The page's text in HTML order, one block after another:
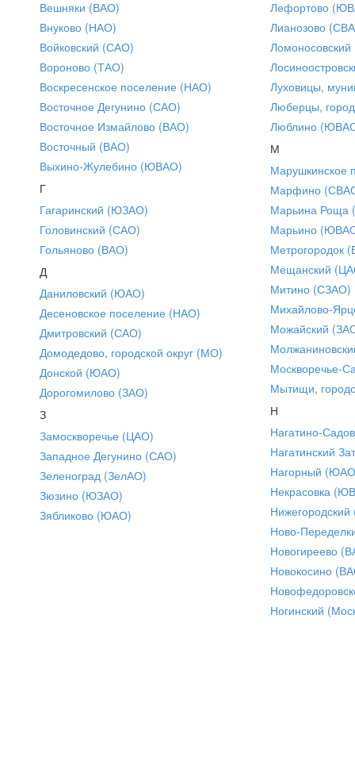
Вешняки (ВАО)
Внуково (НАО)
Войковский (САО)
Вороново (ТАО)
Воскресенское поселение (НАО)
Восточное Дегунино (САО)
Восточное Измайлово (ВАО)
Восточный (ВАО)
Выхино-Жулебино (ЮВАО)
Г
Гагаринский (ЮЗАО)
Головинский (САО)
Гольяново (ВАО)
Д
Даниловский (ЮАО)
Десеновское поселение (НАО)
Дмитровский (САО)
Домодедово, городской округ (МО)
Донской (ЮАО)
Дорогомилово (ЗАО)
З
Замоскворечье (ЦАО)
Западное Дегунино (САО)
Зеленоград (ЗелАО)
Зюзино (ЮЗАО)
Зябликово (ЮАО)
Лефортово
Лианозово
Луховицы,
Люберцы,
Люблино
М
Марушкинское
Марфино
Марьина Роща
Марьино
Метрогородок
Мещанский
Митино (СЗАО)
Михайлово-
Можайский
Москворечье-
Мытищи,
Н
Нагатино-
Нагатинский
Нагорный
Некрасовка
Ново-
Новогиреево
Новокосино
Ногинский